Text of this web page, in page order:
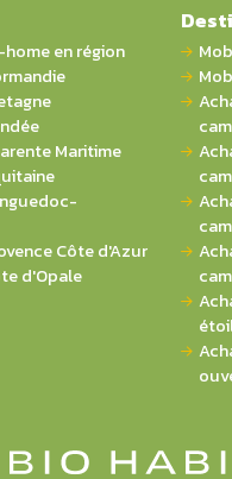
en région
Maritime
Côte d'Azur
d'Opale